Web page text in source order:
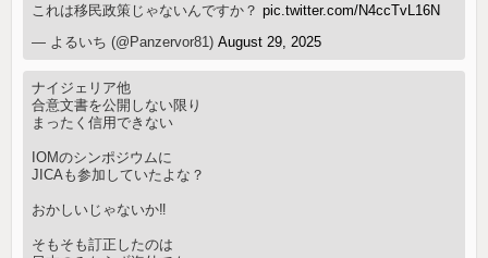
これは移民政策じゃないんですか？pic.twitter.com/N4ccTvL16N
— よるいち (@Panzervor81)August 29, 2025
ナイジェリア他
合意文書を公開しない限り
まったく信用できない
IOMのシンポジウムに
JICAも参加していたよな？
おかしいじゃないか‼️
そもそも訂正したのは